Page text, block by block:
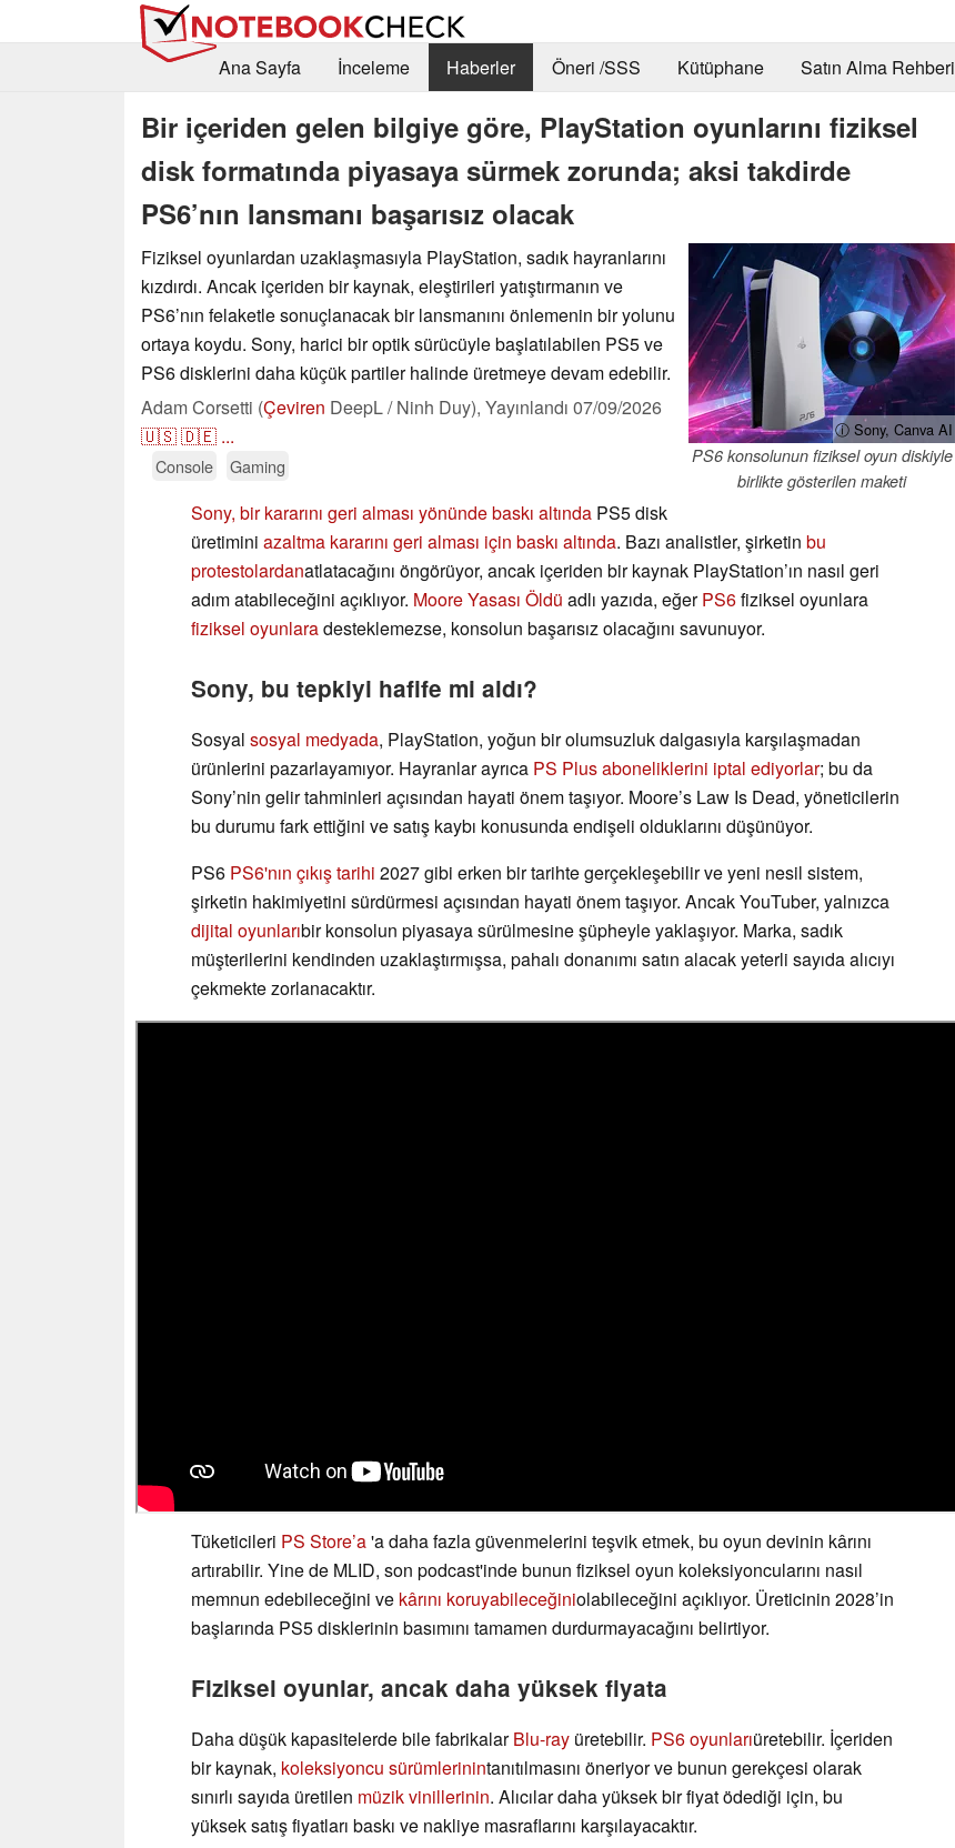
Ana Sayfa
İnceleme Haberler Öneri /SSS Kütüphane Satın Alma Rehberi
Bir içeriden gelen bilgiye göre, PlayStation oyunlarını fiziksel
disk formatında piyasaya sürmek zorunda; aksi takdirde
PS6’nın lansmanı başarısız olacak
ⓘ Sony, Canva AI
PS6 konsolunun fiziksel oyun diskiyle
birlikte gösterilen maketi
Fiziksel oyunlardan uzaklaşmasıyla PlayStation, sadık hayranlarını
kızdırdı. Ancak içeriden bir kaynak, eleştirileri yatıştırmanın ve
PS6’nın felaketle sonuçlanacak bir lansmanını önlemenin bir yolunu
ortaya koydu. Sony, harici bir optik sürücüyle başlatılabilen PS5 ve
PS6 disklerini daha küçük partiler halinde üretmeye devam edebilir.
Adam Corsetti (Çeviren DeepL / Ninh Duy), Yayınlandı 07/09/2026
🇺🇸🇩🇪 ...
Console Gaming
Sony, bir kararını geri alması yönünde baskı altında PS5 disk
üretimini azaltma kararını geri alması için baskı altında. Bazı analistler, şirketin bu
protestolardanatlatacağını öngörüyor, ancak içeriden bir kaynak PlayStation’ın nasıl geri
adım atabileceğini açıklıyor. Moore Yasası Öldü adlı yazıda, eğerPS6fiziksel oyunlara
fiziksel oyunlaradesteklemezse, konsolun başarısız olacağını savunuyor.
Sony, bu tepkiyi hafife mi aldı?
Sosyal sosyal medyada, PlayStation, yoğun bir olumsuzluk dalgasıyla karşılaşmadan
ürünlerini pazarlayamıyor. Hayranlar ayrıca PS Plus aboneliklerini iptal ediyorlar; bu da
Sony’nin gelir tahminleri açısından hayati önem taşıyor. Moore’s Law Is Dead, yöneticilerin
bu durumu fark ettiğini ve satış kaybı konusunda endişeli olduklarını düşünüyor.
PS6 PS6'nın çıkış tarihi 2027 gibi erken bir tarihte gerçekleşebilir ve yeni nesil sistem,
şirketin hakimiyetini sürdürmesi açısından hayati önem taşıyor. Ancak YouTuber, yalnızca
dijital oyunlarıbir konsolun piyasaya sürülmesine şüpheyle yaklaşıyor. Marka, sadık
müşterilerini kendinden uzaklaştırmışsa, pahalı donanımı satın alacak yeterli sayıda alıcıyı
çekmekte zorlanacaktır.
Tüketicileri PS Store’a'a daha fazla güvenmelerini teşvik etmek, bu oyun devinin kârını
artırabilir. Yine de MLID, son podcast'inde bunun fiziksel oyun koleksiyoncularını nasıl
memnun edebileceğini ve kârını koruyabileceğiniolabileceğini açıklıyor. Üreticinin 2028’in
başlarında PS5 disklerinin basımını tamamen durdurmayacağını belirtiyor.
Fiziksel oyunlar, ancak daha yüksek fiyata
Daha düşük kapasitelerde bile fabrikalarBlu-ray üretebilir. PS6 oyunlarıüretebilir. İçeriden
bir kaynak, koleksiyoncu sürümlerinintanıtılmasını öneriyor ve bunun gerekçesi olarak
sınırlı sayıda üretilen müzik vinillerinin. Alıcılar daha yüksek bir fiyat ödediği için, bu
yüksek satış fiyatları baskı ve nakliye masraflarını karşılayacaktır.